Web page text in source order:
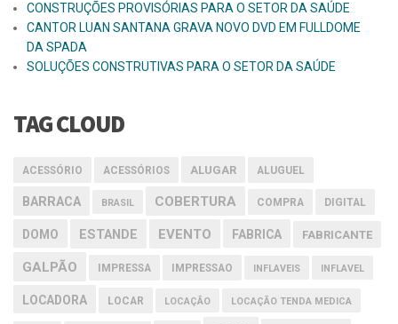
CONSTRUÇÕES PROVISÓRIAS PARA O SETOR DA SAÚDE
CANTOR LUAN SANTANA GRAVA NOVO DVD EM FULLDOME
DA SPADA
SOLUÇÕES CONSTRUTIVAS PARA O SETOR DA SAÚDE
TAG CLOUD
ACESSÓRIO ACESSÓRIOS ALUGAR ALUGUEL
BARRACA BRASIL COBERTURA COMPRA DIGITAL
DOMO ESTANDE EVENTO FABRICA FABRICANTE
GALPÃO IMPRESSA IMPRESSAO INFLAVEIS INFLAVEL
LOCADORA LOCAR LOCAÇÃO LOCAÇÃO TENDA MEDICA